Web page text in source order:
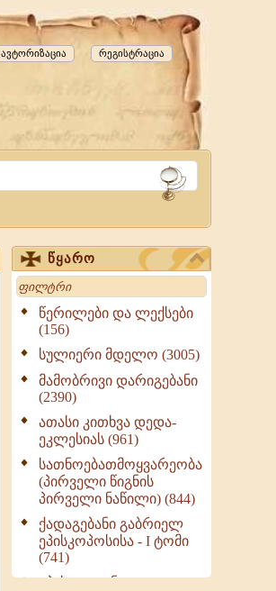
რეგისტრაცია
ავტორიზაცია
წყარო
Search
წერილები და ლექსები
(156)
სულიერი მდელო (3005)
მამობრივი დარიგებანი
(2390)
ათასი კითხვა დედა-
ეკლესიას (961)
სათნოებათმოყვარეობა
(პირველი წიგნის
პირველი ნაწილი) (844)
ქადაგებანი გაბრიელ
ეპისკოპოსისა - I ტომი
(741)
ეპისტოლენი,